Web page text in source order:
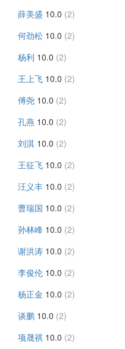
薛美盛 10.0 (2)
何劲松 10.0 (2)
杨利 10.0 (2)
王上飞 10.0 (2)
傅尧 10.0 (2)
孔燕 10.0 (2)
刘淇 10.0 (2)
王征飞 10.0 (2)
汪义丰 10.0 (2)
曹瑞国 10.0 (2)
孙林峰 10.0 (2)
谢洪涛 10.0 (2)
李俊伦 10.0 (2)
杨正金 10.0 (2)
谈鹏 10.0 (2)
项晟祺 10.0 (2)